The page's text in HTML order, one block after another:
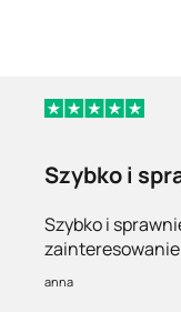
Szybko i
Szybko i
anna